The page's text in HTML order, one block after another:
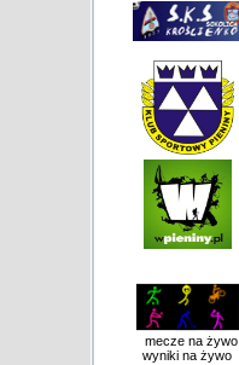
mecze na żywo
wyniki na żywo